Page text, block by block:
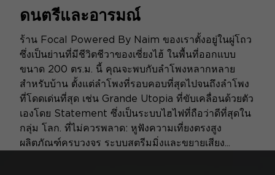
ดนตรีและอารมณ์
ร้าน Focal Powered By Naim ของเราตั้งอยู่ในผู่โถว
ซึ่งเป็นย่านที่มีชีวิตชีวาของเซี่ยงไฮ้ ในพื้นที่ออกแบบ
ขนาด 200 ตร.ม. นี้ คุณจะพบกับลำโพงหลากหลาย
สำหรับบ้าน ตั้งแต่ลำโพงที่รอบคอบที่สุดไปจนถึงลำโพง
ที่โดดเด่นที่สุด เช่น Grande Utopia ที่ขับเคลื่อนด้วยตัว
เองโดย Statement ซึ่งเป็นระบบไฮไฟที่ถือว่าดีที่สุดใน
กลุ่ม โลก. ที่ไม่ควรพลาด: หูฟังความเที่ยงตรงสูง
ผลิตภัณฑ์ครบวงจร ระบบสตรีมมิ่งและขยายเสียง...